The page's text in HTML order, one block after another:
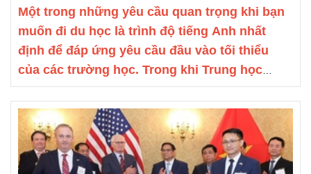
Một trong những yêu cầu quan trọng khi bạn
muốn đi du học là trình độ tiếng Anh nhất
định để đáp ứng yêu cầu đầu vào tối thiểu
của các trường học. Trong khi Trung học
nước ngoài có thể cung cấp bài kiểm tra nội
bộ để đánh giá trình độ của ứng viên, đa số
các trường Cao đẳng, Đại học yêu cầu bạn
cung cấp kết quả một bài thi chuẩn hóa, đó có
thể là
Duolingo, IELTS, TOEFL, iTEP, PTE,